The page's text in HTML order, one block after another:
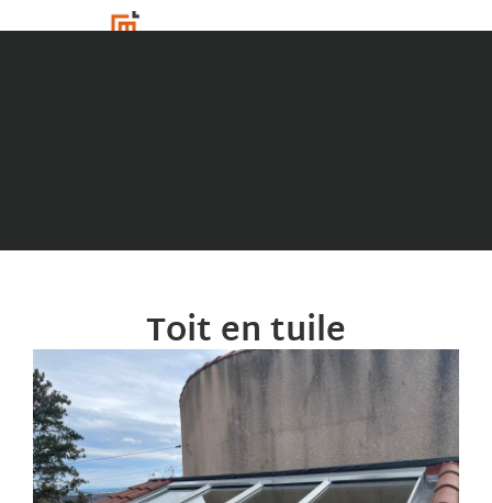
Toit en tuile